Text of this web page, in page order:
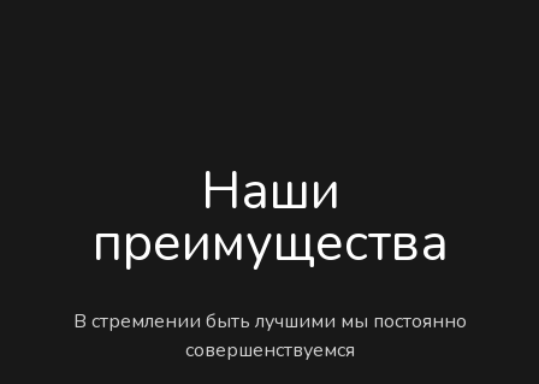
Наши
преимущества
В стремлении быть лучшими мы постоянно
совершенствуемся